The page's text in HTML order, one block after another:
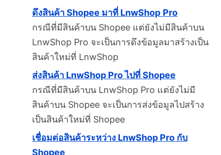
ดึงสินค้า Shopee มาที่ LnwShop Pro
กรณีที่มีสินค้าบน Shopee แต่ยังไม่มีสินค้าบน
LnwShop Pro จะเป็นการดึงข้อมูลมาสร้างเป็น
สินค้าใหม่ที่ LnwShop
ส่งสินค้า LnwShop Pro ไปที่ Shopee
กรณีที่มีสินค้าบน LnwShop Pro แต่ยังไม่มี
สินค้าบน Shopee จะเป็นการส่งข้อมูลไปสร้าง
เป็นสินค้าใหม่ที่ Shopee
เชื่อมต่อสินค้าระหว่าง LnwShop Pro กับ
Shopee